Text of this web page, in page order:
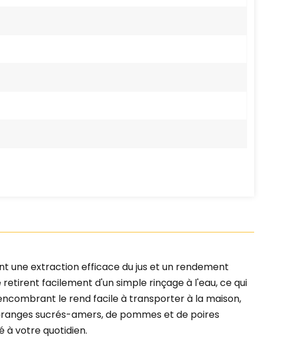
une extraction efficace du jus et un rendement
facilement d'un simple rinçage à l'eau, ce qui
le rend facile à transporter à la maison,
sucrés-amers, de pommes et de poires
à votre quotidien.